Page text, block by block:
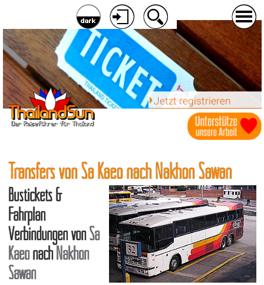
Jetzt registrieren
Transfers von Sa Kaeo nach Nakhon Sawan
Bustickets &
Fahrplan
Verbindungen vonSa
KaeonachNakhon
Sawan